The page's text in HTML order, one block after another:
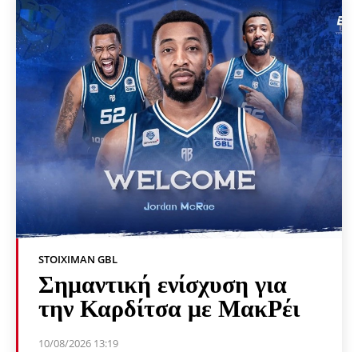
STOIXIMAN GBL
Σημαντική ενίσχυση για
την Καρδίτσα με ΜακΡέι
10/08/2026 13:19